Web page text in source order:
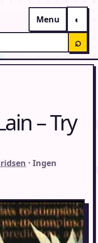
Menu
⌕
– Try
· Ingen